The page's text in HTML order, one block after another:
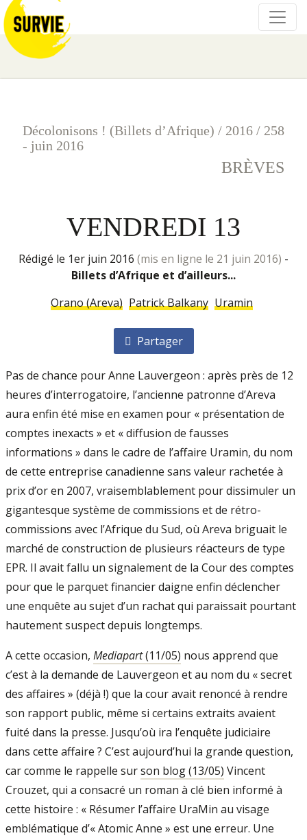
Décolonisons ! (Billets d’Afrique) / 2016 / 258
- juin 2016
BRÈVES
VENDREDI 13
rédigé le 1er juin 2016 (mis en ligne le 21 juin 2016) -
Billets d’Afrique et d’ailleurs...
Orano (Areva) Patrick Balkany Uramin
Partager
Pas de chance pour Anne Lauvergeon : après près de 12
heures d’interrogatoire, l’ancienne patronne d’Areva
aura enfin été mise en examen pour « présentation de
comptes inexacts » et « diffusion de fausses
informations » dans le cadre de l’affaire Uramin, du nom
de cette entreprise canadienne sans valeur rachetée à
prix d’or en 2007, vraisemblablement pour dissimuler un
gigantesque système de commissions et de rétro­
commissions avec l’Afrique du Sud, où Areva briguait le
marché de construction de plusieurs réacteurs de type
EPR. Il avait fallu un signalement de la Cour des comptes
pour que le parquet financier daigne enfin déclencher
une enquête au sujet d’un rachat qui paraissait pourtant
hautement suspect depuis longtemps.
A cette occasion, Mediapart(11/05) nous apprend que
c’est à la demande de Lauvergeon et au nom du « secret
des affaires » (déjà !) que la cour avait renoncé à rendre
son rapport public, même si certains extraits avaient
fuité dans la presse. Jusqu’où ira l’enquête judiciaire
dans­ cette affaire ? C’est aujourd’hui la grande question,
car comme le rappelle surson blog (13/05) Vincent
Crouzet, qui a consacré un roman à clé bien informé à
cette histoire : « Résumer l’affaire UraMin au visage
emblématique d’« Atomic Anne » est une erreur. Une